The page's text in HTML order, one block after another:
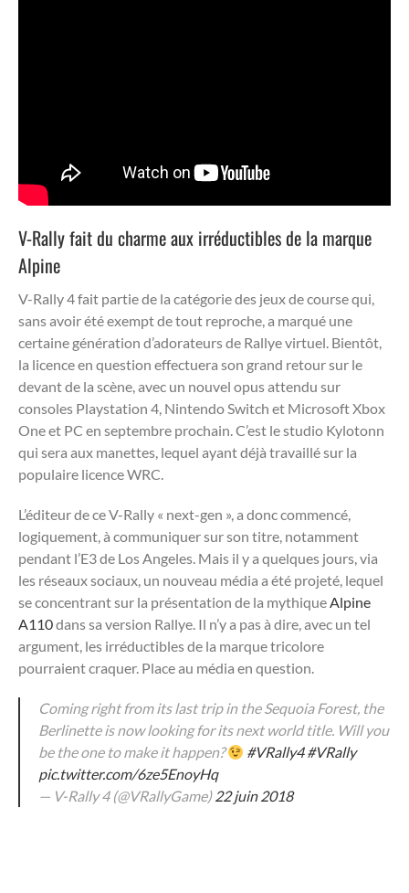
V-Rally fait du charme aux irréductibles de la marque
Alpine
V-Rally 4 fait partie de la catégorie des jeux de course qui,
sans avoir été exempt de tout reproche, a marqué une
certaine génération d’adorateurs de Rallye virtuel. Bientôt,
la licence en question effectuera son grand retour sur le
devant de la scène, avec un nouvel opus attendu sur
consoles Playstation 4, Nintendo Switch et Microsoft Xbox
One et PC en septembre prochain. C’est le studio Kylotonn
qui sera aux manettes, lequel ayant déjà travaillé sur la
populaire licence WRC.
L’éditeur de ce V-Rally « next-gen », a donc commencé,
logiquement, à communiquer sur son titre, notamment
pendant l’E3 de Los Angeles. Mais il y a quelques jours, via
les réseaux sociaux, un nouveau média a été projeté, lequel
se concentrant sur la présentation de la mythiqueAlpine
A110dans sa version Rallye. Il n’y a pas à dire, avec un tel
argument, les irréductibles de la marque tricolore
pourraient craquer. Place au média en question.
Coming right from its last trip in the Sequoia Forest, the
Berlinette is now looking for its next world title. Will you
be the one to make it happen?
#VRally4#VRally
pic.twitter.com/6ze5EnoyHq
— V-Rally 4 (@VRallyGame)22 juin 2018